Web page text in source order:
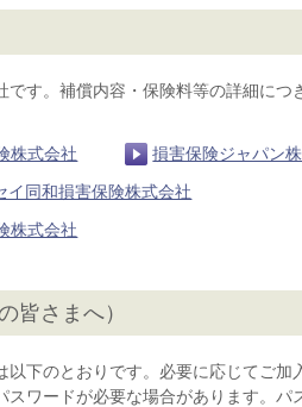
です。補償内容・保険料等の詳細につ
株式会社
損害保険ジャパン
イ同和損害保険株式会社
株式会社
皆さまへ）
以下のとおりです。必要に応じてご加
スワードが必要な場合があります。